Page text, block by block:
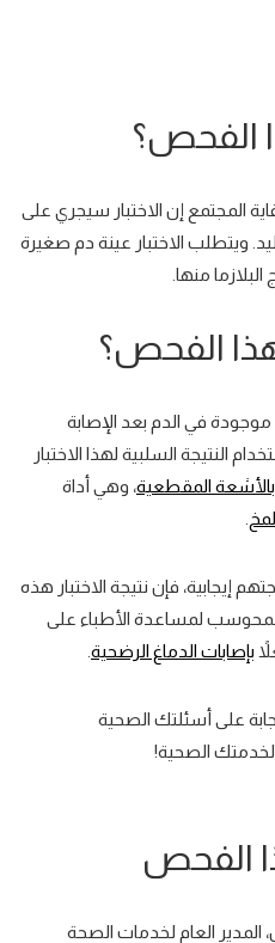
الفحص؟
المجتمع إن الاختبار سيجري على
عينة دم صغيرة
البلازما منها.
الفحص؟
موجودة في الدم بعد الإصابة
النتيجة السلبية لهذا الاختبار
المقطعية، وهي أداة
إيجابية، فإن نتيجة الاختبار هذه
لمساعدة الأطباء على
بإصابات الدماغ الرضحية
على أسئلتك الصحية
الصحية!
الفحص
العام لخدمات الصحة